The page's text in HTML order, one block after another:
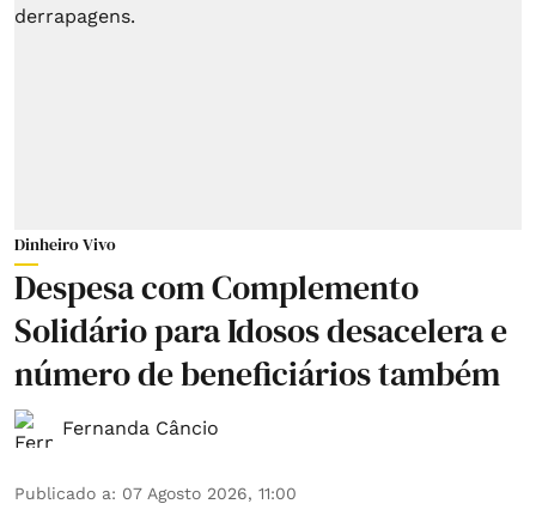
Dinheiro Vivo
Despesa com Complemento
Solidário para Idosos desacelera e
número de beneficiários também
Fernanda Câncio
Publicado a: 07 Agosto 2026, 11:00